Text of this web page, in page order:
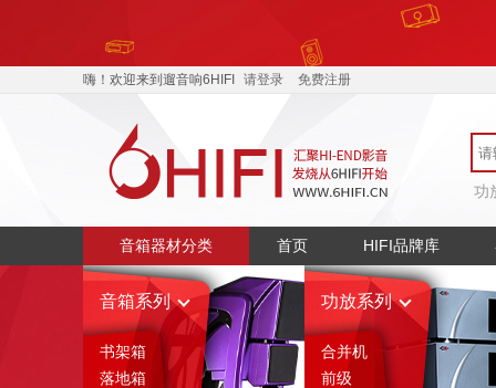
嗨！欢迎来到遛音响6HIFI 请登录 免费注册
功
音箱器材分类 首页 HIFI品牌库
音箱系列
书架箱
落地箱
功放系列
合并机
前级